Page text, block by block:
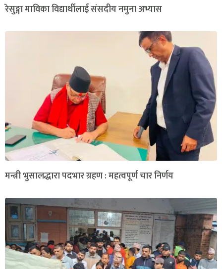
रेसुङ्गा माविका विद्यार्थीलाई संसदीय नमुना अभ्यास
मन्त्री भुसालद्धारा पदभार ग्रहण : महत्वपूर्ण चार निर्णय